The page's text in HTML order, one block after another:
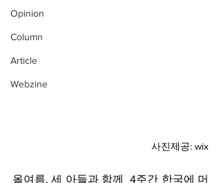
Opinion
Column
Article
Webzine
사진제공: wix
올여름, 세 아들과 함께  4주간 한국에 머